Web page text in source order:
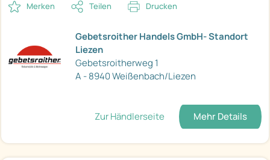
Merken Teilen Drucken
Gebetsroither Handels GmbH- Standort
Liezen
Gebetsroitherweg 1
A - 8940 Weißenbach/Liezen
Zur Händlerseite Mehr Details